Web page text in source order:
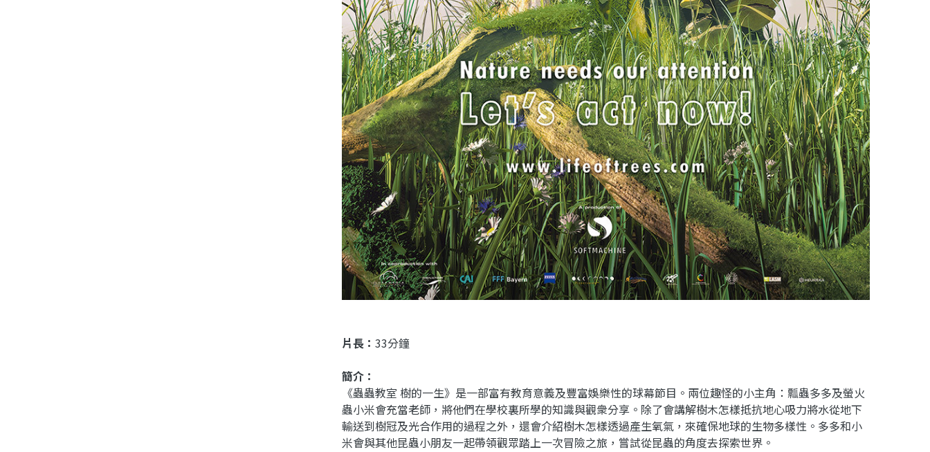
片長： 33分鐘
簡介：
《蟲蟲教室 樹的一生》是一部富有教育意義及豐富娛樂性的球幕節目。兩位趣怪的小主角：瓢蟲多多及螢火
蟲小米會充當老師，將他們在學校裏所學的知識與觀衆分享。除了會講解樹木怎樣抵抗地心吸力將水從地下
輸送到樹冠及光合作用的過程之外，還會介紹樹木怎樣透過產生氧氣，來確保地球的生物多樣性。多多和小
米會與其他昆蟲小朋友一起帶領觀眾踏上一次冒險之旅，嘗試從昆蟲的角度去探索世界。